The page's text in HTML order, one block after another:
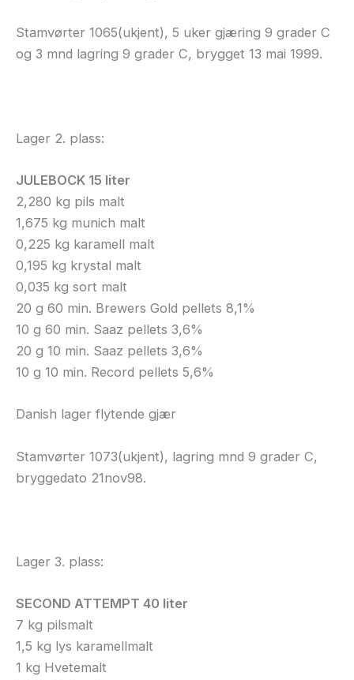
Stamvørter 1065(ukjent), 5 uker gjæring 9 grader C
og 3 mnd lagring 9 grader C, brygget 13 mai 1999.
Lager 2. plass:
JULEBOCK 15 liter
2,280 kg pils malt
1,675 kg munich malt
0,225 kg karamell malt
0,195 kg krystal malt
0,035 kg sort malt
20 g 60 min. Brewers Gold pellets 8,1%
10 g 60 min. Saaz pellets 3,6%
20 g 10 min. Saaz pellets 3,6%
10 g 10 min. Record pellets 5,6%
Danish lager flytende gjær
Stamvørter 1073(ukjent), lagring mnd 9 grader C,
bryggedato 21nov98.
Lager 3. plass:
SECOND ATTEMPT 40 liter
7 kg pilsmalt
1,5 kg lys karamellmalt
1 kg Hvetemalt